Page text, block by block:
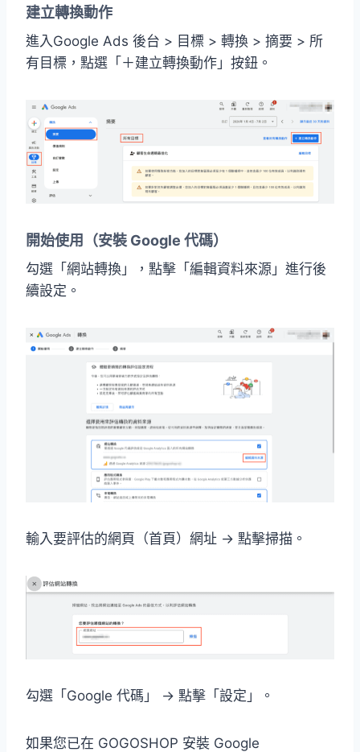
建立轉換動作
進入Google Ads 後台 > 目標 > 轉換 > 摘要 > 所
有目標，點選「＋建立轉換動作」按鈕。
開始使用（安裝 Google 代碼）
勾選「網站轉換」，點擊「編輯資料來源」進行後
續設定。
輸入要評估的網頁（首頁）網址 → 點擊掃描。
勾選「Google 代碼」 → 點擊「設定」。
如果您已在 GOGOSHOP 安裝 Google